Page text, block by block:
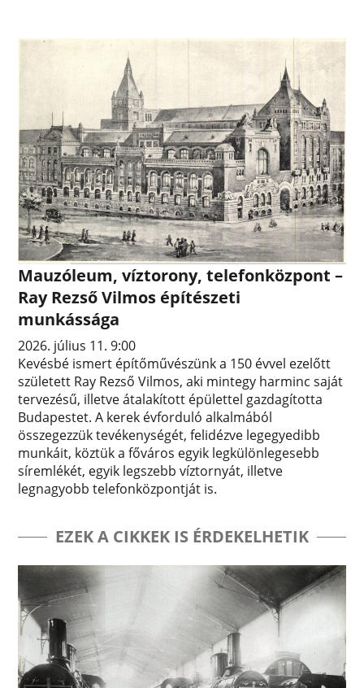
Mauzóleum, víztorony, telefonközpont –
Ray Rezső Vilmos építészeti
munkássága
2026. július 11. 9:00
Kevésbé ismert építőművészünk a 150 évvel ezelőtt
született Ray Rezső Vilmos, aki mintegy harminc saját
tervezésű, illetve átalakított épülettel gazdagította
Budapestet. A kerek évforduló alkalmából
összegezzük tevékenységét, felidézve legegyedibb
munkáit, köztük a főváros egyik legkülönlegesebb
síremlékét, egyik legszebb víztornyát, illetve
legnagyobb telefonközpontját is.
EZEK A CIKKEK IS ÉRDEKELHETIK